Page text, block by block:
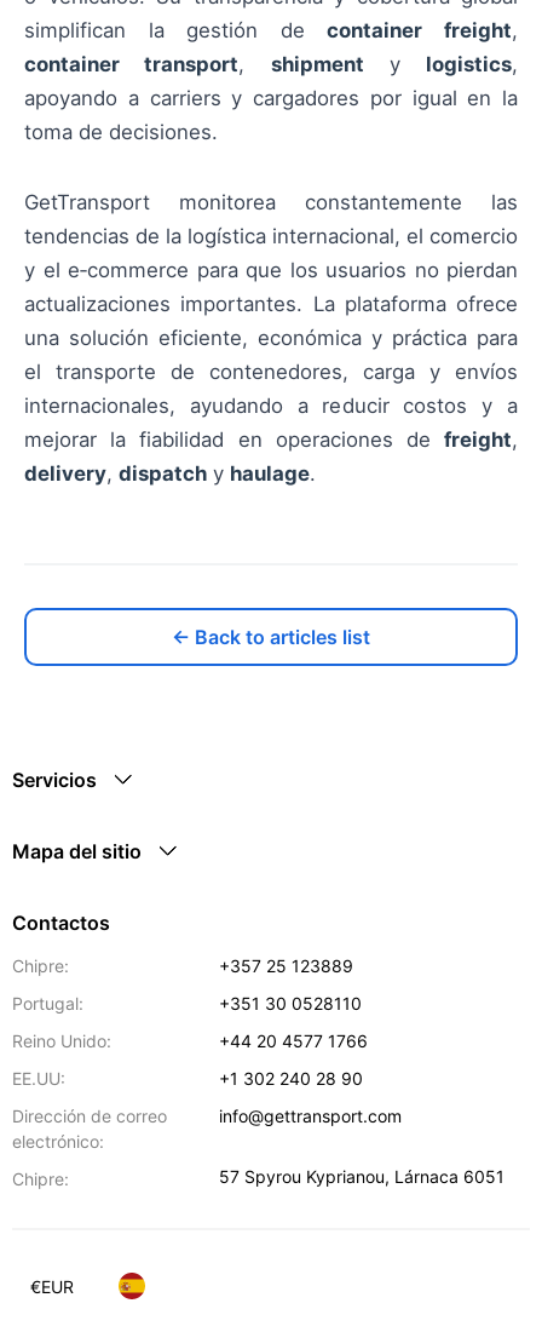
simplifican la gestión decontainer freight,
container transport, shipment y logistics,
apoyando a carriers y cargadores por igual en la
toma de decisiones.
GetTransport monitorea constantemente las
tendencias de la logística internacional, el comercio
y el e‑commerce para que los usuarios no pierdan
actualizaciones importantes. La plataforma ofrece
una solución eficiente, económica y práctica para
el transporte de contenedores, carga y envíos
internacionales, ayudando a reducir costos y a
mejorar la fiabilidad en operaciones de freight,
delivery, dispatch y haulage.
← Back to articles list
Servicios
Mapa del sitio
Contactos
Chipre:
+357 25 123889
Portugal:
+351 30 0528110
Reino Unido:
+44 20 4577 1766
EE.UU:
+1 302 240 28 90
Dirección de correo
electrónico:
info@gettransport.com
Chipre: 57 Spyrou Kyprianou, Lárnaca 6051
€EUR